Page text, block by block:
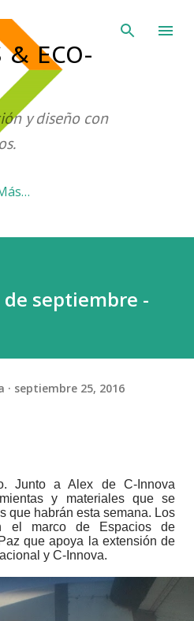
principal
& ECO-
y diseño con
septiembre -
septiembre 25, 2016
Junto a Alex de C-Innova
y materiales que se
que habrán esta semana. Los
el marco de Espacios de
que apoya la extensión de
y C-Innova.